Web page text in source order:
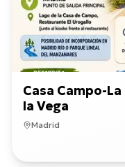
Casa Campo-
la Vega
Madrid